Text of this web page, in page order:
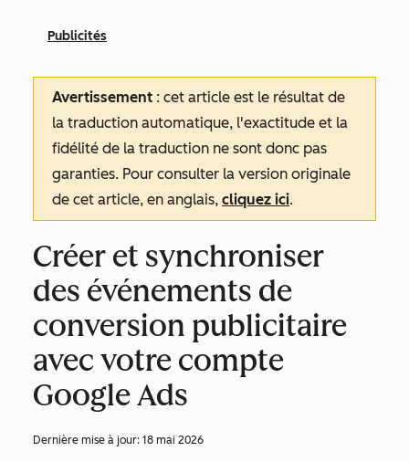
Publicités
Avertissement : cet article est le résultat de
la traduction automatique, l'exactitude et la
fidélité de la traduction ne sont donc pas
garanties. Pour consulter la version originale
de cet article, en anglais, cliquez ici.
Créer et synchroniser
des événements de
conversion publicitaire
avec votre compte
Google Ads
Dernière mise à jour: 18 mai 2026